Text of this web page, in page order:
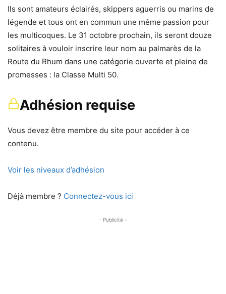
Ils sont amateurs éclairés, skippers aguerris ou marins de
légende et tous ont en commun une même passion pour
les multicoques. Le 31 octobre prochain, ils seront douze
solitaires à vouloir inscrire leur nom au palmarès de la
Route du Rhum dans une catégorie ouverte et pleine de
promesses : la Classe Multi 50.
Adhésion requise
Vous devez être membre du site pour accéder à ce
contenu.
Voir les niveaux d’adhésion
Déjà membre ? Connectez-vous ici
- Publicité -